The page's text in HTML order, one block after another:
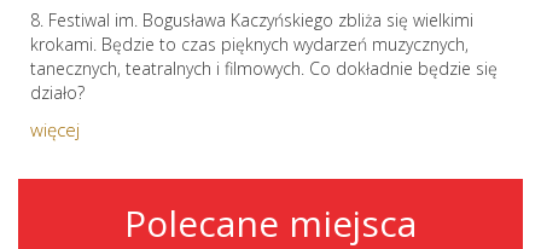
8. Festiwal im. Bogusława Kaczyńskiego zbliża się wielkimi
krokami. Będzie to czas pięknych wydarzeń muzycznych,
tanecznych, teatralnych i filmowych. Co dokładnie będzie się
działo?
więcej
Polecane miejsca